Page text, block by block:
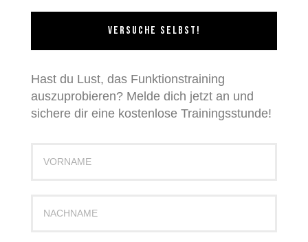
VERSUCHE SELBST!
Hast du Lust, das Funktionstraining
auszuprobieren? Melde dich jetzt an und
sichere dir eine kostenlose Trainingsstunde!